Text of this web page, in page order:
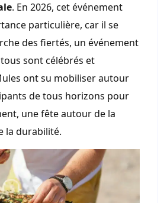
. En 2026, cet événement
particulière, car il se
des fiertés, un événement
sont célébrés et
ont su mobiliser autour
de tous horizons pour
une fête autour de la
la durabilité.